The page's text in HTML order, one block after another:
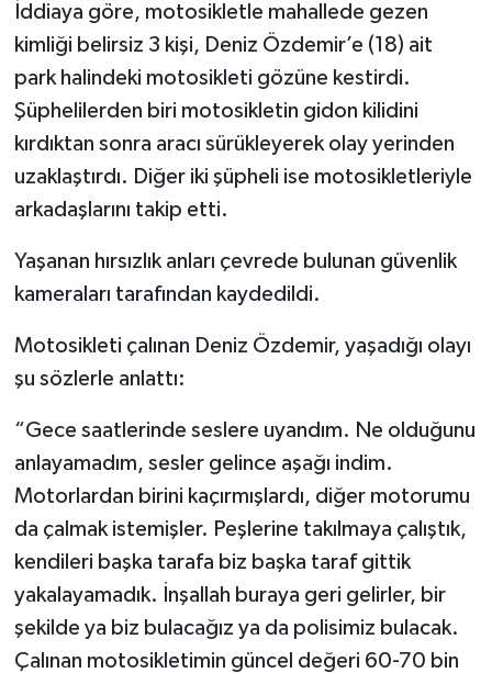
İddiaya göre, motosikletle mahallede gezen
kimliği belirsiz 3 kişi, Deniz Özdemir’e (18) ait
park halindeki motosikleti gözüne kestirdi.
Şüphelilerden biri motosikletin gidon kilidini
kırdıktan sonra aracı sürükleyerek olay yerinden
uzaklaştırdı. Diğer iki şüpheli ise motosikletleriyle
arkadaşlarını takip etti.
Yaşanan hırsızlık anları çevrede bulunan güvenlik
kameraları tarafından kaydedildi.
Motosikleti çalınan Deniz Özdemir, yaşadığı olayı
şu sözlerle anlattı:
“Gece saatlerinde seslere uyandım. Ne olduğunu
anlayamadım, sesler gelince aşağı indim.
Motorlardan birini kaçırmışlardı, diğer motorumu
da çalmak istemişler. Peşlerine takılmaya çalıştık,
kendileri başka tarafa biz başka taraf gittik
yakalayamadık. İnşallah buraya geri gelirler, bir
şekilde ya biz bulacağız ya da polisimiz bulacak.
Çalınan motosikletimin güncel değeri 60-70 bin